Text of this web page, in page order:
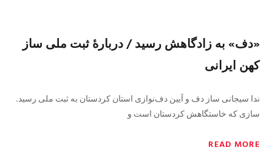
«دف» به زادگاهش رسید / دربارهٔ ثبت ملی ساز
کهن ایرانی
ندا سیجانی ساز دف و آیین دف‌نوازی استان کردستان به ثبت ملی رسید.
سازی که خاستگاهش کردستان است و
READ MORE